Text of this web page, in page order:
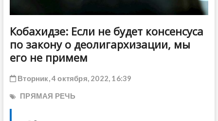
Кобахидзе: Если не будет консенсуса
по закону о деолигархизации, мы
его не примем
Вторник, 4 октября, 2022, 16:39
ПРЯМАЯ РЕЧЬ